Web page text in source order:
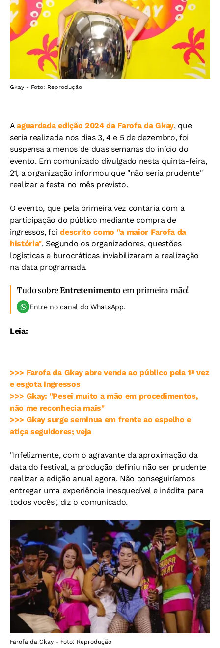
Gkay - Foto: Reprodução
Aaguardada edição 2024 da Farofa da Gkay, que
seria realizada nos dias 3, 4 e 5 de dezembro, foi
suspensa a menos de duas semanas do início do
evento. Em comunicado divulgado nesta quinta-feira,
21, a organização informou que "não seria prudente"
realizar a festa no mês previsto.
O evento, que pela primeira vez contaria com a
participação do público mediante compra de
ingressos, foidescrito como "a maior Farofa da
história". Segundo os organizadores, questões
logísticas e burocráticas inviabilizaram a realização
na data programada.
Tudo sobreEntretenimento em primeira mão!
Entre no canal do WhatsApp.
Leia:
>>> Farofa da Gkay abre venda ao público pela 1ª vez
e esgota ingressos
>>> Gkay: "Pesei muito a mão em procedimentos,
não me reconhecia mais"
>>> Gkay surge seminua em frente ao espelho e
atiça seguidores; veja
"Infelizmente, com o agravante da aproximação da
data do festival, a produção definiu não ser prudente
realizar a edição anual agora. Não conseguiríamos
entregar uma experiência inesquecível e inédita para
todos vocês", diz o comunicado.
Farofa da Gkay - Foto: Reprodução